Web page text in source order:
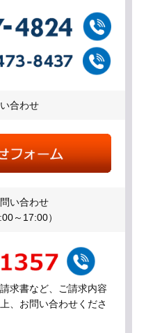
合わせ
い合わせ
～17:00）
求書など、ご請求内容
、お問い合わせくださ